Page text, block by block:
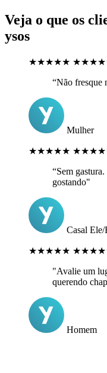
Veja o que os
ysos
★★★★★
“Não fresque
Mulher
★★★★★
“Sem
gostando"
Casal Ele/
★★★★★
"Avalie um
querendo
Homem